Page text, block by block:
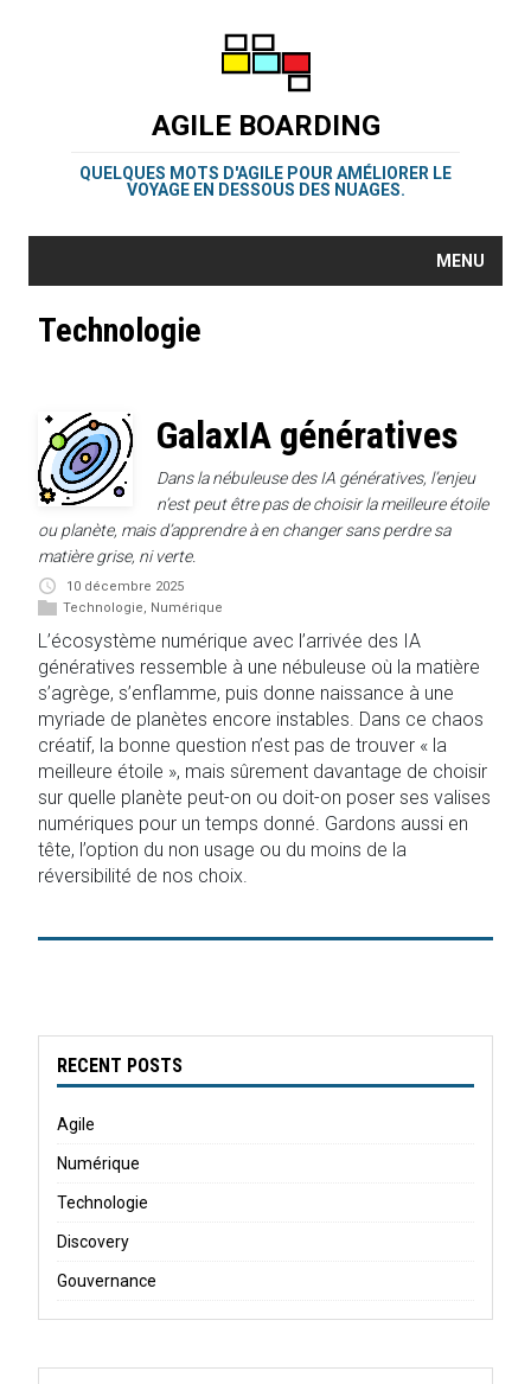
AGILE BOARDING
QUELQUES MOTS D'AGILE POUR AMÉLIORER LE
VOYAGE EN DESSOUS DES NUAGES.
MENU
Technologie
GalaxIA génératives
Dans la nébuleuse des IA génératives, l’enjeu
n’est peut être pas de choisir la meilleure étoile
ou planète, mais d’apprendre à en changer sans perdre sa
matière grise, ni verte.
10 décembre 2025
Technologie
Numérique
L’écosystème numérique avec l’arrivée des IA
génératives ressemble à une nébuleuse où la matière
s’agrège, s’enflamme, puis donne naissance à une
myriade de planètes encore instables. Dans ce chaos
créatif, la bonne question n’est pas de trouver « la
meilleure étoile », mais sûrement davantage de choisir
sur quelle planète peut-on ou doit-on poser ses valises
numériques pour un temps donné. Gardons aussi en
tête, l’option du non usage ou du moins de la
réversibilité de nos choix.
RECENT POSTS
Agile
Numérique
Technologie
Discovery
Gouvernance